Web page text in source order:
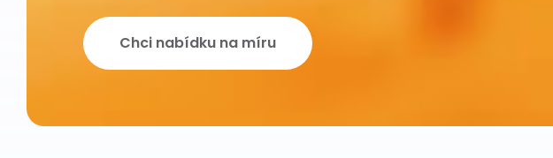
Chci nabídku na míru